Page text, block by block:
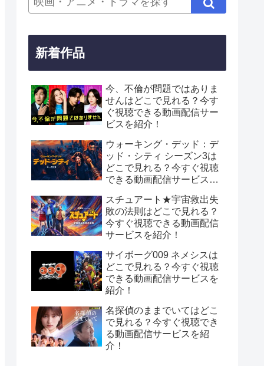
新着作品
今、不倫が問題ではありま
せんはどこで見れる？今す
ぐ視聴できる動画配信サー
ビスを紹介！
ウォーキング・デッド：デ
ッド・シティ シーズン3は
どこで見れる？今すぐ視聴
できる動画配信サービスを
スチュアート★宇宙救出失
敗の法則はどこで見れる？
今すぐ視聴できる動画配信
サービスを紹介！
サイボーグ009 ネメシスは
どこで見れる？今すぐ視聴
できる動画配信サービスを
紹介！
名探偵のままでいてはどこ
で見れる？今すぐ視聴でき
る動画配信サービスを紹
介！